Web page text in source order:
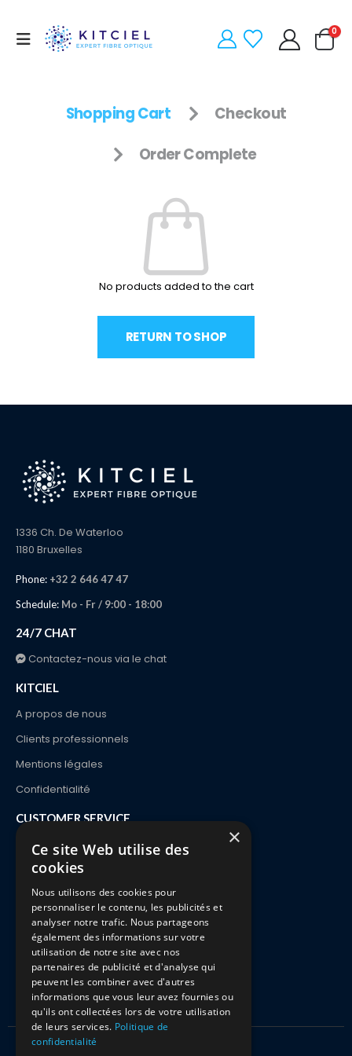
0
Shopping Cart Checkout
Order Complete
No products added to the cart
RETURN TO SHOP
1336 Ch. De Waterloo
1180 Bruxelles
Phone: +32 2 646 47 47
Schedule: Mo - Fr / 9:00 - 18:00
24/7 CHAT
Contactez-nous via le chat
KITCIEL
A propos de nous
Clients professionnels
Mentions légales
Confidentialité
CUSTOMER SERVICE
Contact
Order and delivery
Payments
Returns & Exchanges
Faq
×
Ce site Web utilise des
cookies
Nous utilisons des cookies pour
personnaliser le contenu, les publicités et
analyser notre trafic. Nous partageons
également des informations sur votre
utilisation de notre site avec nos
partenaires de publicité et d'analyse qui
peuvent les combiner avec d'autres
informations que vous leur avez fournies ou
qu'ils ont collectées lors de votre utilisation
de leurs services. Politique de
confidentialité